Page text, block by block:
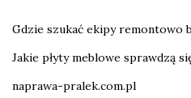
Gdzie szukać ekipy remontowo
Jakie płyty meblowe sprawdzą
naprawa-pralek.com.pl